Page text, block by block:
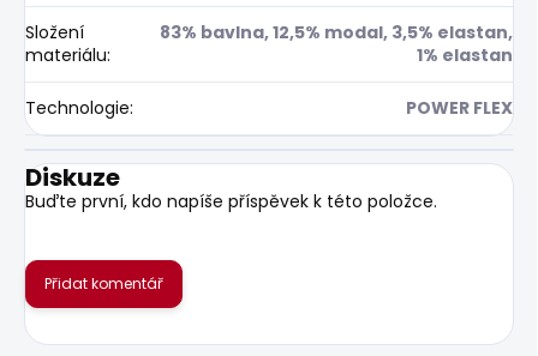
Složení
materiálu:
83% bavlna, 12,5% modal, 3,5% elastan,
1% elastan
Technologie: POWER FLEX
Diskuze
Buďte první, kdo napíše příspěvek k této položce.
Přidat komentář